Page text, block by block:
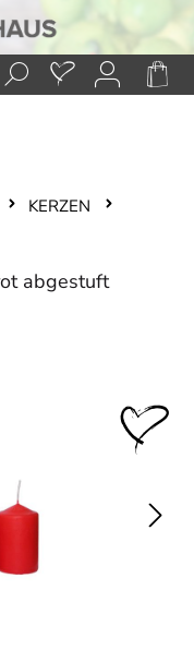
KERZEN
abgestuft